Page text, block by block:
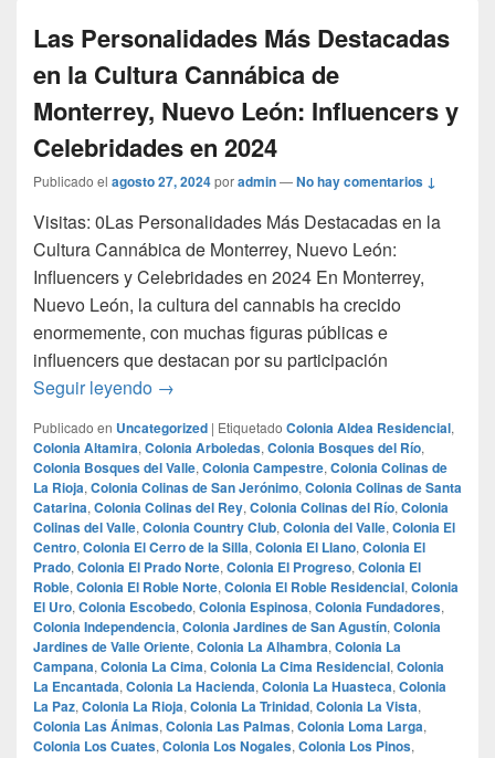
Las Personalidades Más Destacadas
en la Cultura Cannábica de
Monterrey, Nuevo León: Influencers y
Celebridades en 2024
Publicado el agosto 27, 2024poradmin—No hay comentarios ↓
Visitas: 0Las Personalidades Más Destacadas en la
Cultura Cannábica de Monterrey, Nuevo León:
Influencers y Celebridades en 2024 En Monterrey,
Nuevo León, la cultura del cannabis ha crecido
enormemente, con muchas figuras públicas e
influencers que destacan por su participación
Seguir leyendo Las Personalidades Más Destacadas en
→
Publicado en Uncategorized | Etiquetado Colonia Aldea Residencial,
Colonia Altamira, Colonia Arboledas, Colonia Bosques del Río,
Colonia Bosques del Valle, Colonia Campestre, Colonia Colinas de
La Rioja, Colonia Colinas de San Jerónimo, Colonia Colinas de Santa
Catarina, Colonia Colinas del Rey, Colonia Colinas del Río, Colonia
Colinas del Valle, Colonia Country Club, Colonia del Valle, Colonia El
Centro, Colonia El Cerro de la Silla, Colonia El Llano, Colonia El
Prado, Colonia El Prado Norte, Colonia El Progreso, Colonia El
Roble, Colonia El Roble Norte, Colonia El Roble Residencial, Colonia
El Uro, Colonia Escobedo, Colonia Espinosa, Colonia Fundadores,
Colonia Independencia, Colonia Jardines de San Agustín, Colonia
Jardines de Valle Oriente, Colonia La Alhambra, Colonia La
Campana, Colonia La Cima, Colonia La Cima Residencial, Colonia
La Encantada, Colonia La Hacienda, Colonia La Huasteca, Colonia
La Paz, Colonia La Rioja, Colonia La Trinidad, Colonia La Vista,
Colonia Las Ánimas, Colonia Las Palmas, Colonia Loma Larga,
Colonia Los Cuates, Colonia Los Nogales, Colonia Los Pinos,